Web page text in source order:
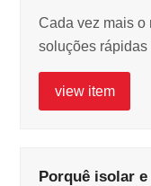
Cada vez mais o
soluções
view item
Porquê isolar